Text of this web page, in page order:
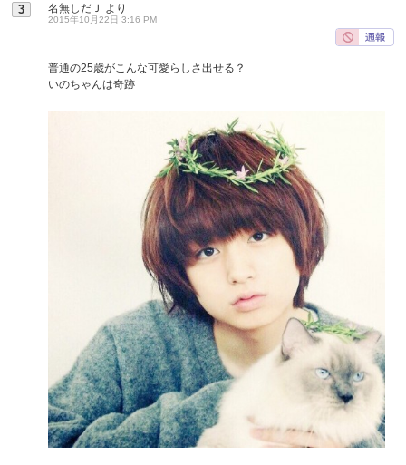
3 名無しだＪ より
2015年10月22日 3:16 PM
普通の25歳がこんな可愛らしさ出せる？
いのちゃんは奇跡